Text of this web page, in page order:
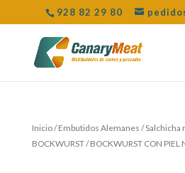
928 82 29 80
Inicio/Embutidos Alemanes /Salchicha
BOCKWURST/ BOCKWURST CON PIEL